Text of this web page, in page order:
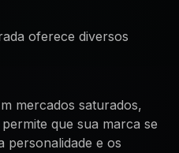
oferece diversos
mercados saturados,
que sua marca se
personalidade e os